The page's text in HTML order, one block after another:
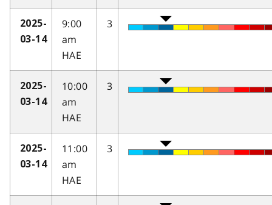
2025-
03-14
9:00
am
HAE
3
2025-
03-14
10:00
am
HAE
3
2025-
03-14
11:00
am
HAE
3